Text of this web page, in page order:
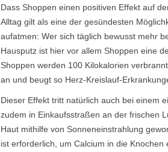
Dass Shoppen einen positiven Effekt auf
Alltag gilt als eine der gesündesten
aufatmen: Wer sich täglich bewusst mehr
Hausputz ist hier vor allem Shoppen eine
Shoppen werden 100 Kilokalorien
an und beugt so Herz-Kreislauf-
Dieser Effekt tritt natürlich auch bei einem
zudem in Einkaufsstraßen an der frischen
Haut mithilfe von Sonneneinstrahlung
ist erforderlich, um Calcium in die